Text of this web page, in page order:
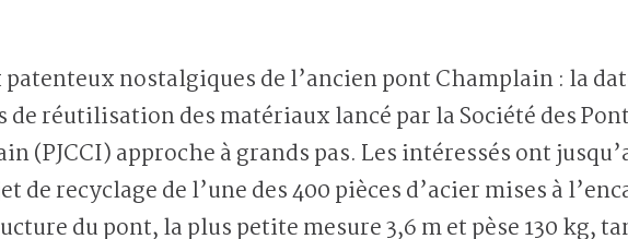
nostalgiques de l’ancien pont Champlain : la
de réutilisation des matériaux lancé par la Société des
(PJCCI) approche à grands pas. Les intéressés ont
de recyclage de l’une des 400 pièces d’acier mises à
du pont, la plus petite mesure 3,6 m et pèse 130 kg,